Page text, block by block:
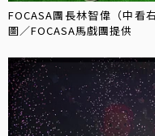
FOCASA團長林智偉（中看
圖／FOCASA馬戲團提供